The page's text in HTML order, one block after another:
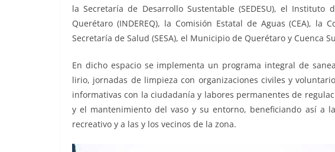
la Secretaría de Desarrollo Sustentable (SEDESU), el
Querétaro (INDEREQ), la Comisión Estatal de Aguas (CEA), la
Secretaría de Salud (SESA), el Municipio de Querétaro y Cuenca
En dicho espacio se implementa un programa integral de
lirio, jornadas de limpieza con organizaciones civiles y
informativas con la ciudadanía y labores permanentes de
y el mantenimiento del vaso y su entorno, beneficiando así a
recreativo y a las y los vecinos de la zona.